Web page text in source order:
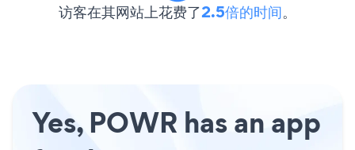
访客在其网站上花费了2.5倍的时间。
Yes, POWR has an app